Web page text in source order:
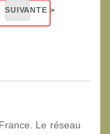
Le réseau